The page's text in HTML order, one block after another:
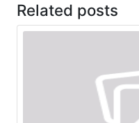
Related posts